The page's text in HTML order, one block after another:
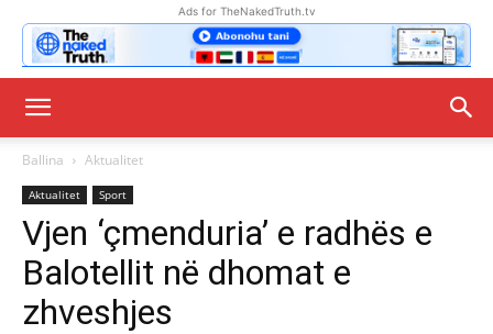
Ads for TheNakedTruth.tv
Ballina Aktualitet
Aktualitet Sport
Vjen ‘çmenduria’ e radhës e
Balotellit në dhomat e
zhveshjes